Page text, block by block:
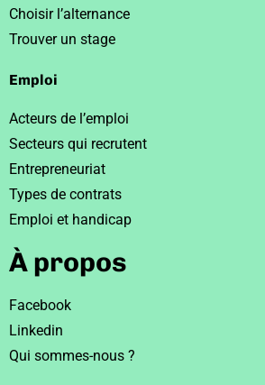
Choisir l’alternance
Trouver un stage
Emploi
Acteurs de l’emploi
Secteurs qui recrutent
Entrepreneuriat
Types de contrats
Emploi et handicap
À propos
Facebook
Linkedin
Qui sommes-nous ?